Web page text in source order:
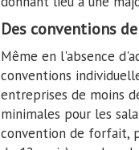
Des conventions
Même en l'absence
conventions
entreprises de moins
minimales pour les
convention de forfait,